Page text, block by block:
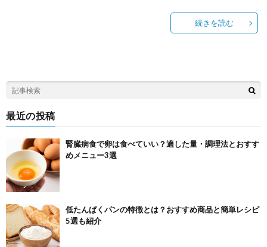
続きを読む
最近の投稿
腎臓病食で卵は食べていい？適した量・調理法とおすす
めメニュー3選
低たんぱくパンの特徴とは？おすすめ商品と簡単レシピ
5選も紹介